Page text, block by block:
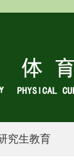
究生教育